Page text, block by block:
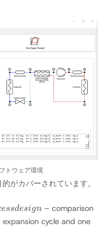
トウェア環境
がカバーされています。
design– comparison
cycle and one